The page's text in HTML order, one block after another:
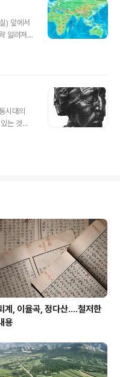
일, 네덜
. 유명한
룬 "Ide
) 앞에서
알려져
리튼과
던 시기
전이다.
찰 기록
관찰에
시대의
는 것은
의 사
계, 이율곡, 정다산....철저한
용